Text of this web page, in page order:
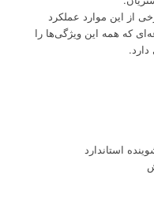
از این موارد عملکرد
که همه این ویژگی‌ها را
استاندارد